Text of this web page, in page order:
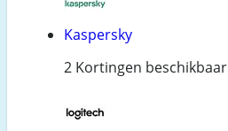
Kaspersky
2 Kortingen beschikbaar